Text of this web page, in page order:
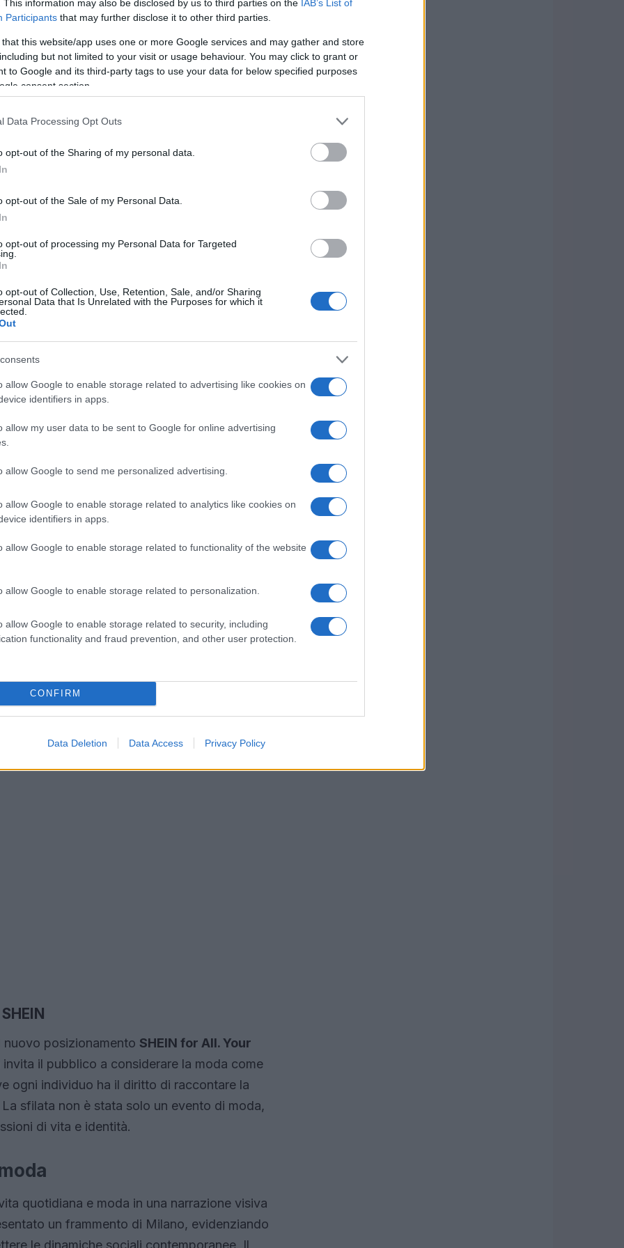
This information may also be disclosed by us to third parties on the IAB’s List of
Participants that may further disclose it to other third parties.
that this website/app uses one or more Google services and may gather and store
but not limited to your visit or usage behaviour. You may click to grant or
to Google and its third-party tags to use your data for below specified purposes
consent section.
Data Processing Opt Outs
opt-out of the Sharing of my personal data.
opt-out of the Sale of my Personal Data.
opt-out of processing my Personal Data for Targeted
opt-out of Collection, Use, Retention, Sale, and/or Sharing
Data that Is Unrelated with the Purposes for which it
allow Google to enable storage related to advertising like cookies on
identifiers in apps.
allow my user data to be sent to Google for online advertising
allow Google to send me personalized advertising.
allow Google to enable storage related to analytics like cookies on
identifiers in apps.
allow Google to enable storage related to functionality of the website
allow Google to enable storage related to personalization.
allow Google to enable storage related to security, including
functionality and fraud prevention, and other user protection.
CONFIRM
Data Deletion Data Access Privacy Policy
si trova il bar, concepito non solo come un
narrativoche rappresenta un luogo di
possa essere uno
il bar, la moda diventa un punto
di esprimere la propria identità.
della community SHEIN, presentando una
e caratteristico, racconta una
vita urbana. Questa pluralità di voci stilistiche
della piattaforma, che hanno sfilato con
il beauty, curato da MIA Cosmetics.
L’estetica
rendendo omaggio all’importanza
nuovo posizionamento SHEIN for All. Your
il pubblico a considerare la moda come
ogni individuo ha il diritto di raccontare la
sfilata non è stata solo un evento di moda,
di vita e identità.
quotidiana e moda in una narrazione visiva
un frammento di Milano, evidenziando